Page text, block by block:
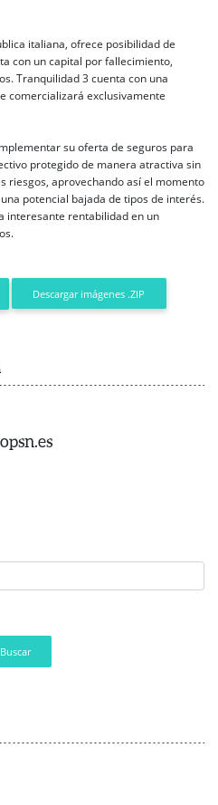
italiana, ofrece posibilidad de
con un capital por fallecimiento,
Tranquilidad 3 cuenta con una
comercializará exclusivamente
su oferta de seguros para
protegido de manera atractiva sin
riesgos, aprovechando así el momento
potencial bajada de tipos de interés.
interesante rentabilidad en un
Descargar imágenes .ZIP
Buscar